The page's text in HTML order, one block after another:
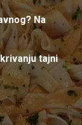
Na
tajni